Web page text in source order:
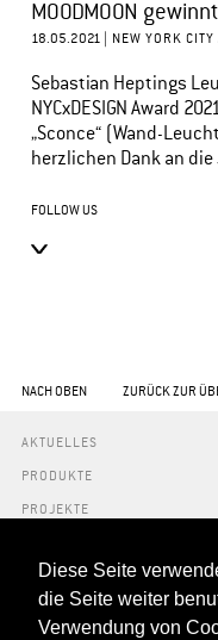
Diese Seite
die Seite weiter
Verwendung von
MOODMOON
18.05.2021 | NEW YORK
Sebastian Heptings
NYCxDESIGN Award
„Sconce“ (Wand-
herzlichen Dank an
FOLLOW US
NACH OBEN ZURÜCK ZUR
AKTUELLES
PRODUKTE
PROJEKTE
PRESSE
ÜBER UNS
DOWNLOADS